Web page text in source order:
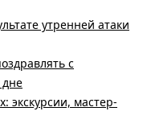
утренней атаки
с
экскурсии, мастер-